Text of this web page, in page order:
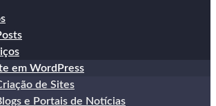
em WordPress
de Sites
e Portais de Notícias